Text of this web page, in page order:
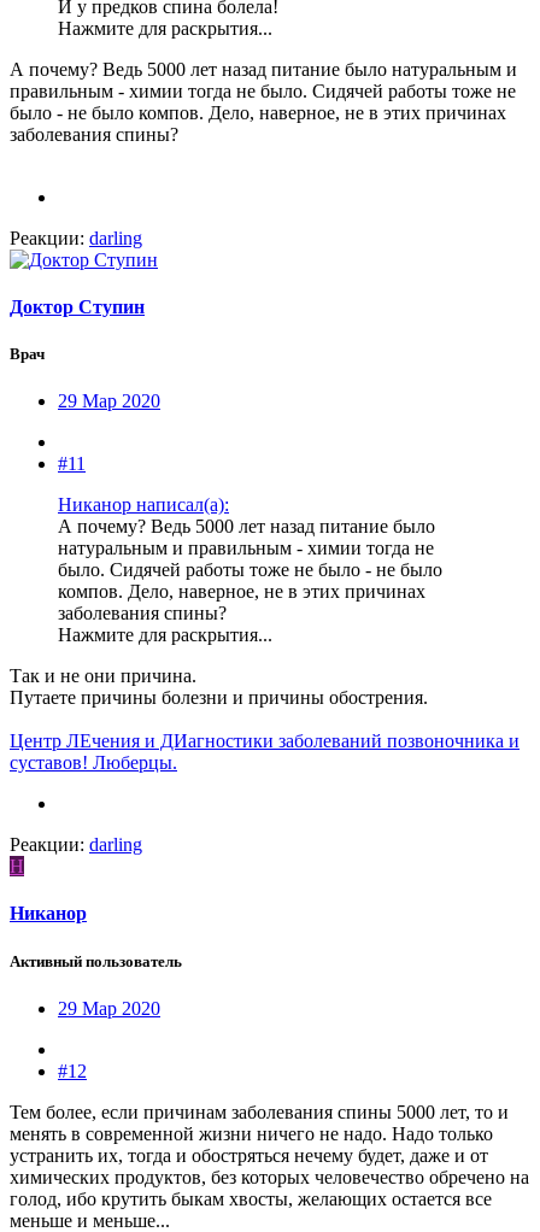
И у предков спина болела!
Нажмите для раскрытия...
А почему? Ведь 5000 лет назад питание было натуральным и
правильным - химии тогда не было. Сидячей работы тоже не
было - не было компов. Дело, наверное, не в этих причинах
заболевания спины?
Реакции: darling
Доктор Ступин
Врач
29 Мар 2020
#11
Никанор написал(а):
А почему? Ведь 5000 лет назад питание было
натуральным и правильным - химии тогда не
было. Сидячей работы тоже не было - не было
компов. Дело, наверное, не в этих причинах
заболевания спины?
Нажмите для раскрытия...
Так и не они причина.
Путаете причины болезни и причины обострения.
Центр ЛЕчения и ДИагностики заболеваний позвоночника и
суставов! Люберцы.
Реакции: darling
Н
Никанор
Активный пользователь
29 Мар 2020
#12
Тем более, если причинам заболевания спины 5000 лет, то и
менять в современной жизни ничего не надо. Надо только
устранить их, тогда и обостряться нечему будет, даже и от
химических продуктов, без которых человечество обречено на
голод, ибо крутить быкам хвосты, желающих остается все
меньше и меньше...